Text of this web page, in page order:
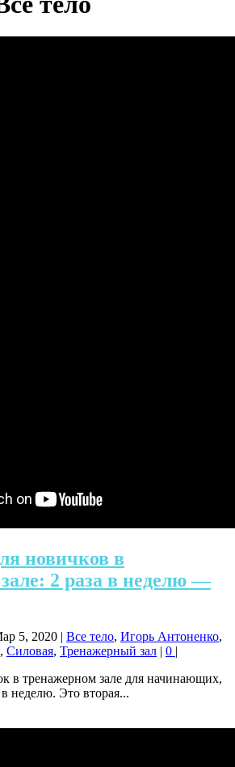
новичков в
2 раза в неделю —
5, 2020 | Все тело, Игорь Антоненко,
, Силовая, Тренажерный зал | 0 |
в тренажерном зале для начинающих,
в неделю. Это вторая...